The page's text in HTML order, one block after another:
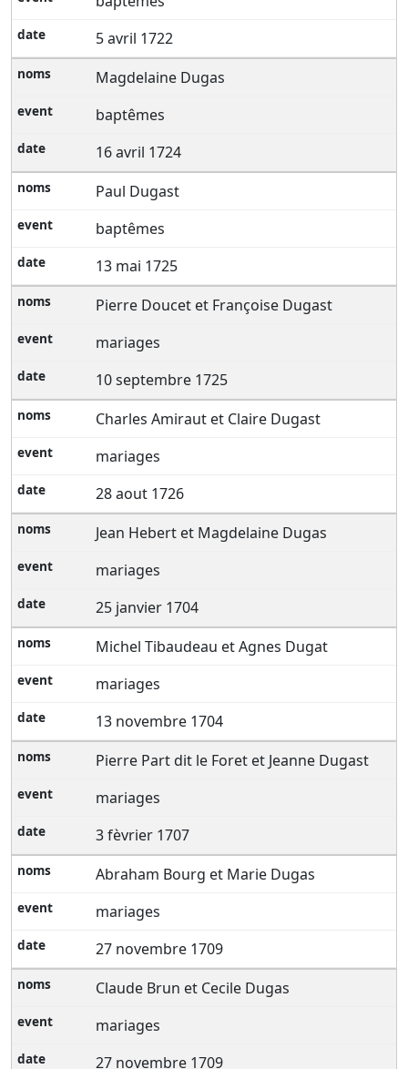
5 avril 1722
Magdelaine Dugas
baptêmes
16 avril 1724
Paul Dugast
baptêmes
13 mai 1725
Pierre Doucet et Françoise Dugast
mariages
10 septembre 1725
Charles Amiraut et Claire Dugast
mariages
28 aout 1726
Jean Hebert et Magdelaine Dugas
mariages
25 janvier 1704
Michel Tibaudeau et Agnes Dugat
mariages
13 novembre 1704
Pierre Part dit le Foret et Jeanne Dugast
mariages
3 fèvrier 1707
Abraham Bourg et Marie Dugas
mariages
27 novembre 1709
Claude Brun et Cecile Dugas
mariages
27 novembre 1709